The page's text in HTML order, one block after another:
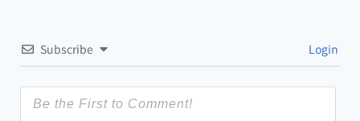
Subscribe Login